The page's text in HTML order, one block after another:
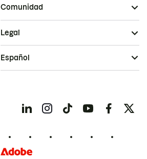
Comunidad
Legal
Español